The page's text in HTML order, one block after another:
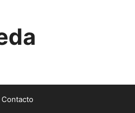
Contacto